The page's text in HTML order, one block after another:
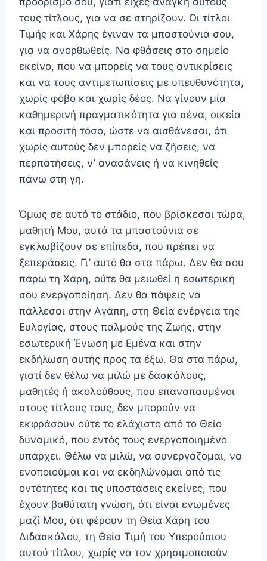
τους τίτλους, για να σε στηρίζουν. Οι τίτλοι
Τιμής και Χάρης έγιναν τα μπαστούνια σου,
για να ανορθωθείς. Να φθάσεις στο σημείο
εκείνο, που να μπορείς να τους αντικρίσεις
και να τους αντιμετωπίσεις με υπευθυνότητα,
χωρίς φόβο και χωρίς δέος. Να γίνουν μία
καθημερινή πραγματικότητα για σένα, οικεία
και προσιτή τόσο, ώστε να αισθάνεσαι, ότι
χωρίς αυτούς δεν μπορείς να ζήσεις, να
περπατήσεις, ν’ ανασάνεις ή να κινηθείς
πάνω στη γη.
Όμως σε αυτό το στάδιο, που βρίσκεσαι τώρα,
μαθητή Μου, αυτά τα μπαστούνια σε
εγκλωβίζουν σε επίπεδα, που πρέπει να
ξεπεράσεις. Γι’ αυτό θα στα πάρω. Δεν θα σου
πάρω τη Χάρη, ούτε θα μειωθεί η εσωτερική
σου ενεργοποίηση. Δεν θα πάψεις να
πάλλεσαι στην Αγάπη, στη Θεία ενέργεια της
Ευλογίας, στους παλμούς της Ζωής, στην
εσωτερική Ένωση με Εμένα και στην
εκδήλωση αυτής προς τα έξω. Θα στα πάρω,
γιατί δεν θέλω να μιλώ με δασκάλους,
μαθητές ή ακολούθους, που επαναπαυμένοι
στους τίτλους τους, δεν μπορούν να
εκφράσουν ούτε το ελάχιστο από το Θείο
δυναμικό, που εντός τους ενεργοποιημένο
υπάρχει. Θέλω να μιλώ, να συνεργάζομαι, να
ενοποιούμαι και να εκδηλώνομαι από τις
οντότητες και τις υποστάσεις εκείνες, που
έχουν βαθύτατη γνώση, ότι είναι ενωμένες
μαζί Μου, ότι φέρουν τη Θεία Χάρη του
Διδασκάλου, τη Θεία Τιμή του Υπερού­σιου
αυτού τίτλου, χωρίς να τον χρησιμοποιούν